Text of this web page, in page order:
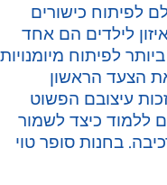
כישורים
לילדים הם אחד
לפיתוח מיומנויות
הצעד הראשון
עיצובם הפשוט
כיצד לשמור
בחנות סופר טוי